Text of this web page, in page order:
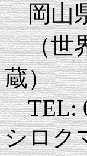
岡山県
（世界
蔵）
TEL:
シロク